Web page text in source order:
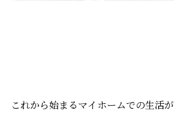
これから始まるマイホームでの生活が